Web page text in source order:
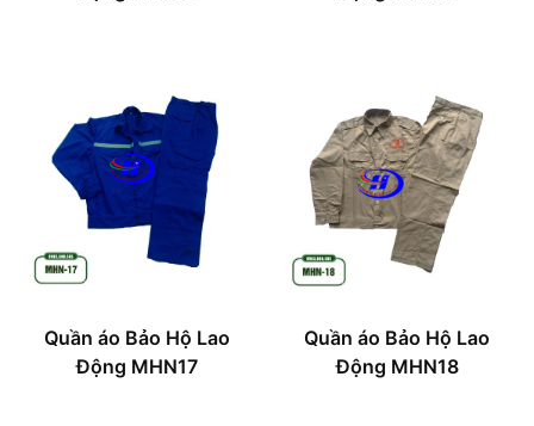
Quần áo Bảo Hộ Lao
Động MHN17
Quần áo Bảo Hộ Lao
Động MHN18